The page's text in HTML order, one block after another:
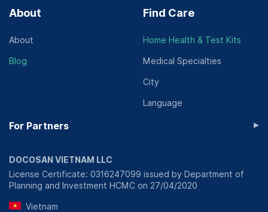
About
About
Blog
Find Care
Home Health & Test Kits
Medical Specialties
City
Language
For Partners ▸
DOCOSAN VIETNAM LLC
License Certificate: 0316247099 issued by Department of
Planning and Investment HCMC on 27/04/2020
Vietnam